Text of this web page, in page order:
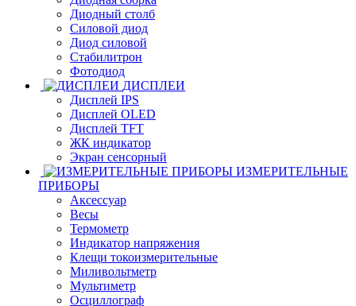
Диодный столб
Силовой диод
Диод силовой
Стабилитрон
Фотодиод
ДИСПЛЕИ
Дисплей IPS
Дисплей OLED
Дисплей TFT
ЖК индикатор
Экран сенсорный
ИЗМЕРИТЕЛЬНЫЕ
ПРИБОРЫ
Аксессуар
Весы
Термометр
Индикатор напряжения
Клещи токоизмерительные
Миливольтметр
Мультиметр
Осциллограф